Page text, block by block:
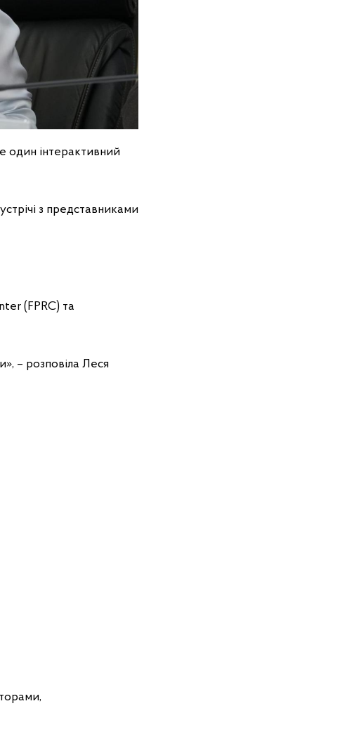
один інтерактивний
з представниками
(FPRC) та
– розповіла Леся